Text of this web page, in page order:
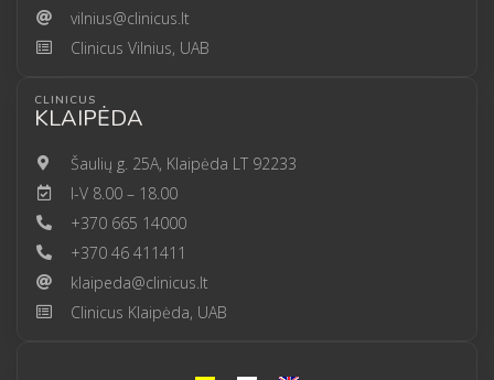
vilnius@clinicus.lt
Clinicus Vilnius, UAB
CLINICUS
KLAIPĖDA
Šaulių g. 25A, Klaipėda LT 92233
I-V 8.00 – 18.00
+370 665 14000
+370 46 411411
klaipeda@clinicus.lt
Clinicus Klaipėda, UAB